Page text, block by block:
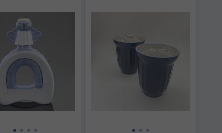
золочение,
завод
СССР, 1950-
гг.